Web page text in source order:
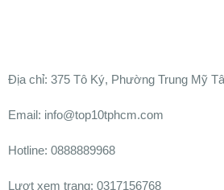
Ðịa chỉ: 375 Tô Ký, Phường Trung Mỹ
Email: info@top10tphcm.com
Hotline: 0888889968
Lượt xem trang: 0317156768